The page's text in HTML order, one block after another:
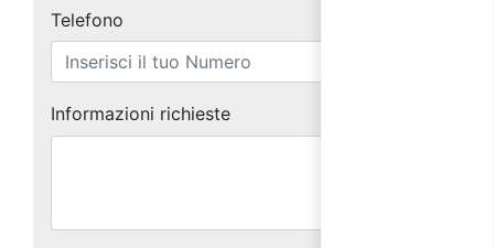
Telefono
Informazioni richieste